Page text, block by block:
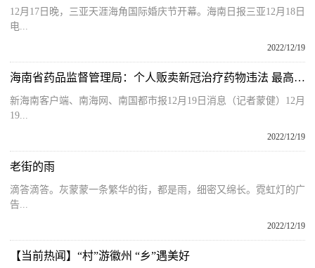
12月17日晚，三亚天涯海角国际婚庆节开幕。海南日报三亚12月18日
电...
2022/12/19
海南省药品监督管理局：个人贩卖新冠治疗药物违法 最高处货值金额30倍罚款
新海南客户端、南海网、南国都市报12月19日消息（记者蒙健）12月
19...
2022/12/19
老街的雨
滴答滴答。灰蒙蒙一条繁华的街，都是雨，细密又绵长。霓虹灯的广
告...
2022/12/19
【当前热闻】“村”游徽州 “乡”遇美好